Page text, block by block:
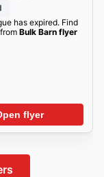
has expired. Find
Bulk Barn flyer
flyer